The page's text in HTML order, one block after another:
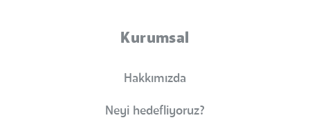
Kurumsal
Hakkımızda
Neyi hedefliyoruz?